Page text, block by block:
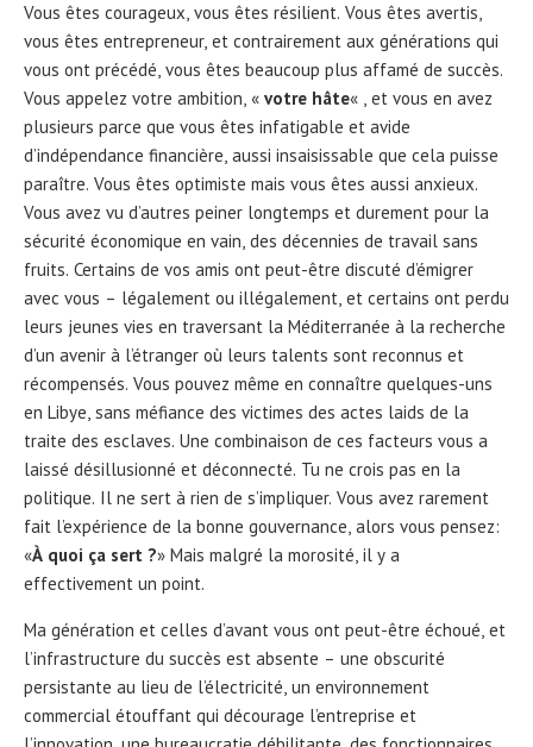
Vous êtes courageux, vous êtes résilient. Vous êtes avertis,
vous êtes entrepreneur, et contrairement aux générations qui
vous ont précédé, vous êtes beaucoup plus affamé de succès.
Vous appelez votre ambition, « votre hâte« , et vous en avez
plusieurs parce que vous êtes infatigable et avide
d’indépendance financière, aussi insaisissable que cela puisse
paraître. Vous êtes optimiste mais vous êtes aussi anxieux.
Vous avez vu d’autres peiner longtemps et durement pour la
sécurité économique en vain, des décennies de travail sans
fruits. Certains de vos amis ont peut-être discuté d’émigrer
avec vous – légalement ou illégalement, et certains ont perdu
leurs jeunes vies en traversant la Méditerranée à la recherche
d’un avenir à l’étranger où leurs talents sont reconnus et
récompensés. Vous pouvez même en connaître quelques-uns
en Libye, sans méfiance des victimes des actes laids de la
traite des esclaves. Une combinaison de ces facteurs vous a
laissé désillusionné et déconnecté. Tu ne crois pas en la
politique. Il ne sert à rien de s’impliquer. Vous avez rarement
fait l’expérience de la bonne gouvernance, alors vous pensez:
«À quoi ça sert ?» Mais malgré la morosité, il y a
effectivement un point.
Ma génération et celles d’avant vous ont peut-être échoué, et
l’infrastructure du succès est absente – une obscurité
persistante au lieu de l’électricité, un environnement
commercial étouffant qui décourage l’entreprise et